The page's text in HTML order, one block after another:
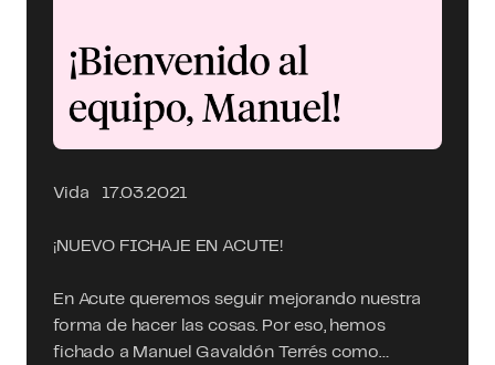
Vida 17.03.2021
¡NUEVO FICHAJE EN ACUTE!
En Acute queremos seguir mejorando nuestra
forma de hacer las cosas. Por eso, hemos
fichado a Manuel Gavaldón Terrés como…